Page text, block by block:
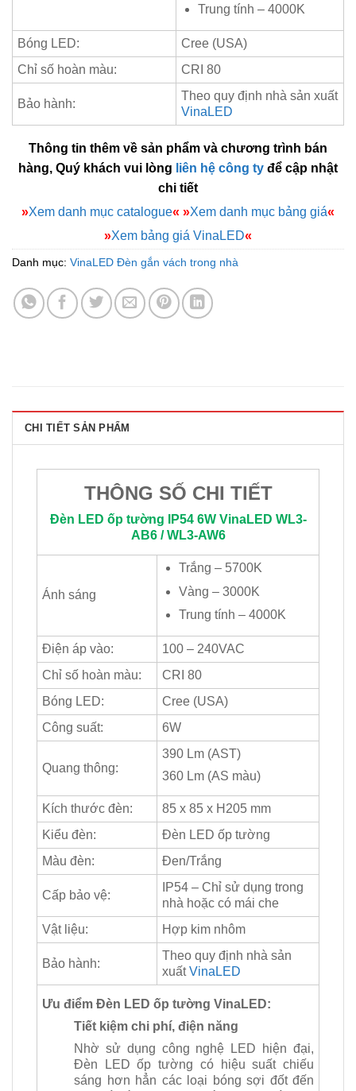
Trung tính – 4000K
Bóng LED:
Cree (USA)
Chỉ số hoàn màu:
CRI 80
Bảo hành:
Theo quy định nhà sản xuất
VinaLED
Thông tin thêm về sản phẩm và chương trình bán
hàng, Quý khách vui lòng liên hệ công ty để cập nhật
chi tiết
»Xem danh mục catalogue« »Xem danh mục bảng giá«
»Xem bảng giá VinaLED«
Danh mục: VinaLED Đèn gắn vách trong nhà
CHI TIẾT SẢN PHẨM
THÔNG SỐ CHI TIẾT
Đèn LED ốp tường IP54 6W VinaLED WL3-
AB6 / WL3-AW6
Ánh sáng
Trắng – 5700K
Vàng – 3000K
Trung tính – 4000K
Điện áp vào:
100 – 240VAC
Chỉ số hoàn màu:
CRI 80
Bóng LED:
Cree (USA)
Công suất:
6W
Quang thông:
390 Lm (AST)
360 Lm (AS màu)
Kích thước đèn:
85 x 85 x H205 mm
Kiểu đèn:
Đèn LED ốp tường
Màu đèn:
Đen/Trắng
Cấp bảo vệ:
IP54 – Chỉ sử dụng trong
nhà hoặc có mái che
Vật liệu:
Hợp kim nhôm
Bảo hành:
Theo quy định nhà sản
xuấtVinaLED
Ưu điểm Đèn LED ốp tường VinaLED:
Tiết kiệm chi phí, điện năng
Nhờ sử dụng công nghệ LED hiện đại,
Đèn LED ốp tường có hiệu suất chiếu
sáng hơn hẳn các loại bóng sợi đốt đến